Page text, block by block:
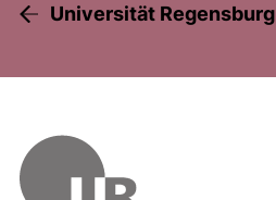
Universität Regensburg